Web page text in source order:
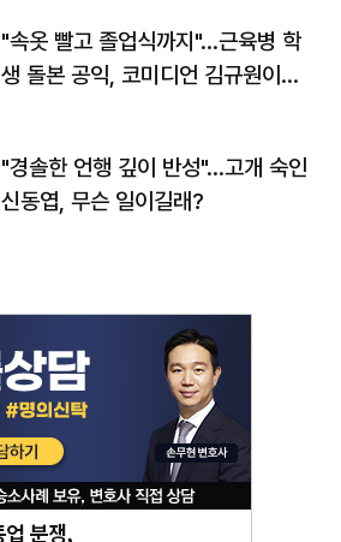
"속옷 빨고 졸업식까지"…근육병 학
생 돌본 공익, 코미디언 김규원이었
"경솔한 언행 깊이 반성"…고개 숙인
신동엽, 무슨 일이길래?